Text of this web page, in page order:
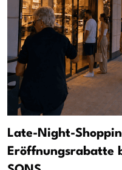
Late-Night-
Eröffnungsrabatte